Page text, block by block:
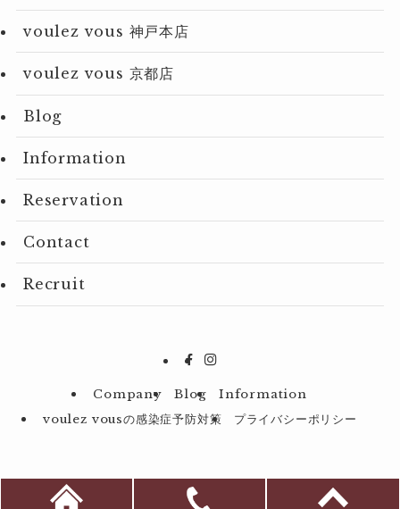
voulez vous 神戸本店
voulez vous 京都店
Blog
Information
Reservation
Contact
Recruit
Company Blog
Information
voulez vousの感染症予防対策
プライバシーポリシー